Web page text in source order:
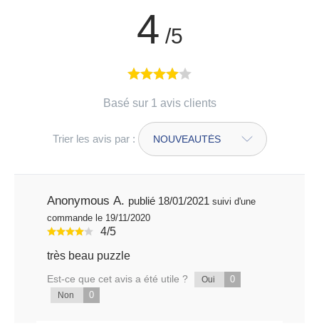
4 /5
Basé sur 1 avis clients
Trier les avis par :
Anonymous A. publié 18/01/2021 suivi d'une
commande le 19/11/2020
4/5
très beau puzzle
Est-ce que cet avis a été utile ? Oui 0
Non 0